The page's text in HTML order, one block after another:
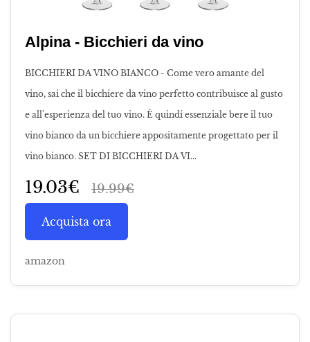
Alpina - Bicchieri da vino
BICCHIERI DA VINO BIANCO - Come vero amante del
vino, sai che il bicchiere da vino perfetto contribuisce al gusto
e all'esperienza del tuo vino. È quindi essenziale bere il tuo
vino bianco da un bicchiere appositamente progettato per il
vino bianco. SET DI BICCHIERI DA VI...
19.03€ 19.99€
Acquista ora
amazon